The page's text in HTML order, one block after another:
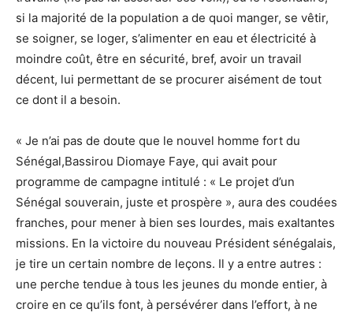
si la majorité de la population a de quoi manger, se vêtir,
se soigner, se loger, s’alimenter en eau et électricité à
moindre coût, être en sécurité, bref, avoir un travail
décent, lui permettant de se procurer aisément de tout
ce dont il a besoin.
« Je n’ai pas de doute que le nouvel homme fort du
Sénégal,Bassirou Diomaye Faye, qui avait pour
programme de campagne intitulé : « Le projet d’un
Sénégal souverain, juste et prospère », aura des coudées
franches, pour mener à bien ses lourdes, mais exaltantes
missions. En la victoire du nouveau Président sénégalais,
je tire un certain nombre de leçons. Il y a entre autres :
une perche tendue à tous les jeunes du monde entier, à
croire en ce qu’ils font, à persévérer dans l’effort, à ne